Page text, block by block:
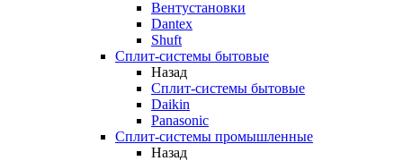
Вентустановки
Dantex
Shuft
Сплит-системы бытовые
Назад
Сплит-системы бытовые
Daikin
Panasonic
Сплит-системы промышленные
Назад